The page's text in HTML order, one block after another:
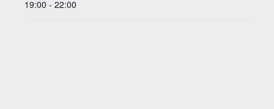
19:00 - 22:00